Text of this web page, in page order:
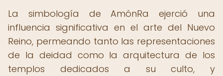
La simbología de AmónRa ejerció una
influencia significativa en el arte del Nuevo
Reino, permeando tanto las representaciones
de la deidad como la arquitectura de los
templos dedicados a su culto, y